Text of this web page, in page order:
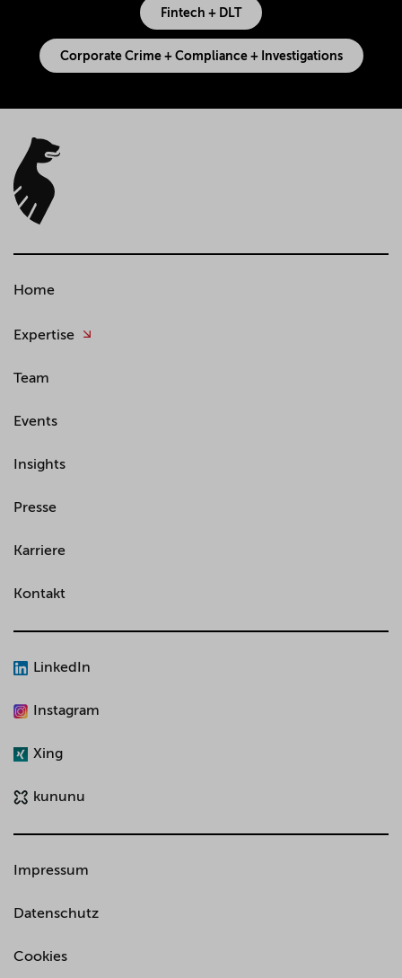
Fintech + DLT
Corporate Crime + Compliance + Investigations
Home
Expertise
Team
Events
Insights
Presse
Karriere
Kontakt
LinkedIn
Instagram
Xing
kununu
Impressum
Datenschutz
Cookies